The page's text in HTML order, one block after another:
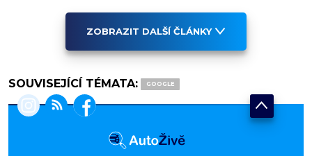
ZOBRAZIT DALŠÍ ČLÁNKY
SOUVISEJÍCÍ TÉMATA: GOOGLE